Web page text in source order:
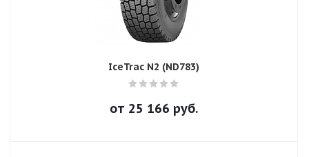
IceTrac N2 (ND783)
от 25 166 руб.